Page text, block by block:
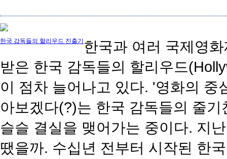
한국 감독들의 할리우드 진출기 한국과 여러 국제영
받은 한국 감독들의 할리우드
이 점차 늘어나고 있다. '영화의 중
아보겠다(?)는 한국 감독들의 줄기
슬슬 결실을 맺어가는 중이다. 지
땠을까. 수십년 전부터 시작된 한